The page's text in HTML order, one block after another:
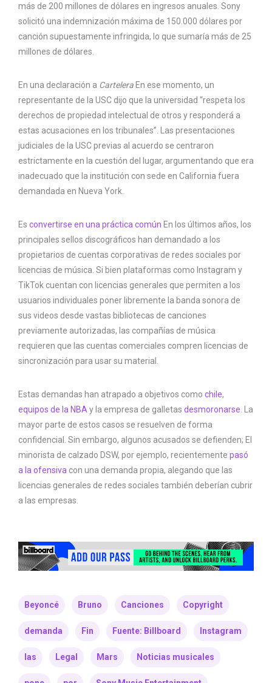
más de 200 millones de dólares en ingresos anuales. Sony
solicitó una indemnización máxima de 150.000 dólares por
canción supuestamente infringida, lo que sumaría más de 25
millones de dólares.
En una declaración a Cartelera En ese momento, un
representante de la USC dijo que la universidad “respeta los
derechos de propiedad intelectual de otros y responderá a
estas acusaciones en los tribunales”. Las presentaciones
judiciales de la USC previas al acuerdo se centraron
estrictamente en la cuestión del lugar, argumentando que era
inadecuado que la institución con sede en California fuera
demandada en Nueva York.
Es convertirse en una práctica común En los últimos años, los
principales sellos discográficos han demandado a los
propietarios de cuentas corporativas de redes sociales por
licencias de música. Si bien plataformas como Instagram y
TikTok cuentan con licencias generales que permiten a los
usuarios individuales poner libremente la banda sonora de
sus videos desde vastas bibliotecas de canciones
previamente autorizadas, las compañías de música
requieren que las cuentas comerciales compren licencias de
sincronización para usar su material.
Estas demandas han atrapado a objetivos como chile,
equipos de la NBA y la empresa de galletas desmoronarse . La
mayor parte de estos casos se resuelven de forma
confidencial. Sin embargo, algunos acusados ​​se defienden; El
minorista de calzado DSW, por ejemplo, recientemente pasó
a la ofensiva con una demanda propia, alegando que las
licencias generales de redes sociales también deberían cubrir
a las empresas.
Beyoncé Bruno Canciones Copyright
demanda Fin Fuente: Billboard Instagram
las Legal Mars Noticias musicales